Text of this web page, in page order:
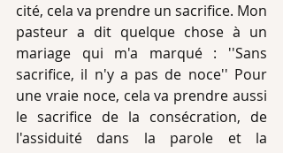
cité, cela va prendre un sacrifice. Mon
pasteur a dit quelque chose à un
mariage qui m'a marqué : ''Sans
sacrifice, il n'y a pas de noce'' Pour
une vraie noce, cela va prendre aussi
le sacrifice de la consécration, de
l'assiduité dans la parole et la